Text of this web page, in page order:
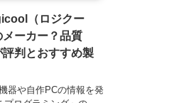
（ロジクー
ーカー？品質
判とおすすめ製
器や自作PCの情報を発